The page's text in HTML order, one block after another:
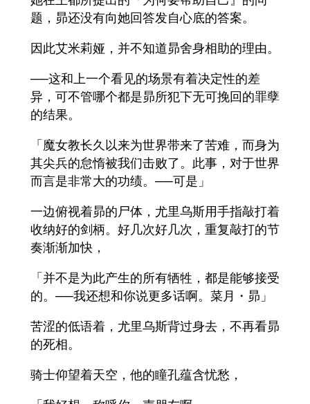
题，昴还没有向她回答发自心底的答案。
因此艾米莉娅，并不知道昴舍身相助的理由。
──这和上一个看见的场景有着决定性的差
异，可不管哪个都是昴所犯下无可挽回的罪孽
的结果。
「魔女教长久以来为世界带来了苦难，而身为
其尖兵的怠惰被我们击败了。此事，对于世界
而言是非常大的功绩。──可是」
一边俯视着昴的尸体，尤里乌斯用手指敲打着
收纳好的剑柄。好几次好几次，重复敲打的节
奏渐渐加快，
「并不是为此产生的所有牺牲，都是能够接受
的。──我还想和你说更多话啊。菜月・昴」
苦涩的低语着，尤里乌斯背过身去，不再看昴
的死相。
骑士仰望着天空，他的瞳孔蕴含忧愁，